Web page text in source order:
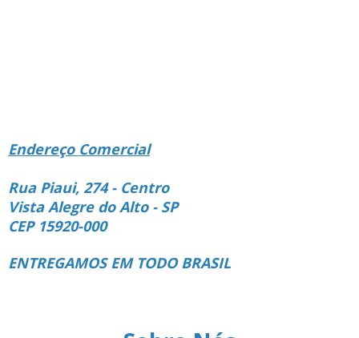
Endereço Comercial
Rua Piaui, 274 - Centro
Vista Alegre do Alto - SP
CEP 15920-000
ENTREGAMOS EM TODO BRASIL